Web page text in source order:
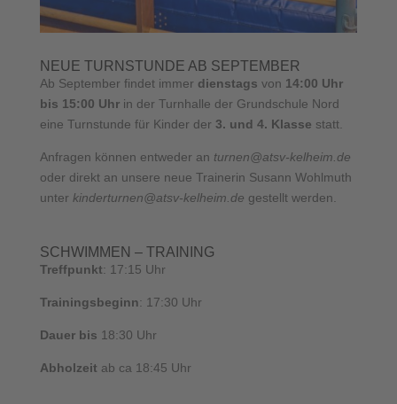
NEUE TURNSTUNDE AB SEPTEMBER
Ab September findet immer dienstags von 14:00 Uhr
bis 15:00 Uhrin der Turnhalle der Grundschule Nord
eine Turnstunde für Kinder der 3. und 4. Klasse statt.
Anfragen können entweder an turnen@atsv-kelheim.de
oder direkt an unsere neue Trainerin Susann Wohlmuth
unter kinderturnen@atsv-kelheim.de gestellt werden.
SCHWIMMEN – TRAINING
Treffpunkt: 17:15 Uhr
Trainingsbeginn: 17:30 Uhr
Dauer bis 18:30 Uhr
Abholzeit ab ca 18:45 Uhr